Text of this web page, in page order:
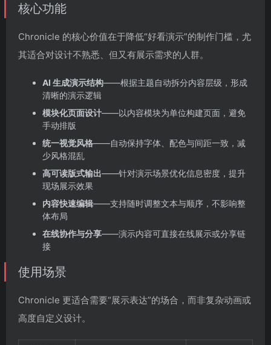
核心功能
Chronicle 的核心价值在于降低“好看演示”的制作门槛，尤
其适合对设计不熟悉、但又有展示需求的人群。
AI 生成演示结构——根据主题自动拆分内容层级，形成
清晰的演示逻辑
模块化页面设计——以内容模块为单位构建页面，避免
手动排版
统一视觉风格——自动保持字体、配色与间距一致，减
少风格混乱
高可读版式输出——针对演示场景优化信息密度，提升
现场展示效果
内容快速编辑——支持随时调整文本与顺序，不影响整
体布局
在线协作与分享——演示内容可直接在线展示或分享链
接
使用场景
Chronicle 更适合需要“展示表达”的场合，而非复杂动画或
高度自定义设计。